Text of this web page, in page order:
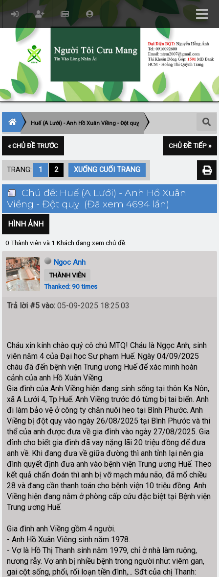
Huế (A Lưới) - Anh Hồ Xuân Viềng - Đột quỵ
« CHỦ ĐỀ TRƯỚC CHỦ ĐỀ TIẾP »
TRANG: 1 2 XUỐNG CUỐI TRANG
Chủ đề: Huế (A Lưới) - Anh Hồ Xuân
Viềng - Đột quỵ (Đã xem 4694 lần)
HÌNH ẢNH
0 Thành viên và 1 Khách đang xem chủ đề.
Ngoc Anh
THÀNH VIÊN
Thanked: 90 times
Trả lời #5 vào: 05-09-2025 18:25:03
Cháu xin kính chào quý cô chú MTQ! Cháu là Ngọc Anh, sinh
viên năm 4 của Đại học Sư phạm Huế. Ngày 04/09/2025
cháu đã đến bệnh viện Trung ương Huế để xác minh hoàn
cảnh của anh Hồ Xuân Viềng.
Gia đình của Anh Viềng hiện đang sinh sống tại thôn Ka Nôn,
xã A Lưới 4, Tp.Huế. Anh Viềng trước đó từng bị tai biến. Anh
đi làm bảo vệ ở công ty chăn nuôi heo tại Bình Phước. Anh
Viềng bị đột quỵ vào ngày 26/08/2025 tại Bình Phước và thi
thể của anh được đưa về gia đình vào ngày 27/08/2025. Gia
đình cho biết gia đình đã vay nặng lãi 20 triệu đồng để đưa
anh về. Khi đang đưa về giữa đường thì anh tỉnh lại nên gia
đình quyết định đưa anh vào bệnh viện Trung ương Huế. Theo
kết quả chẩn đoán thì anh bị vỡ mạch máu não, đã mổ chiều
28 và đang cần thanh toán cho bệnh viện 10 triệu đồng. Anh
Viềng hiện đang nằm ở phòng cấp cứu đặc biệt tại Bệnh viện
Trung ương Huế.
Gia đình anh Viềng gồm 4 người.
- Anh Hồ Xuân Viêng sinh năm 1978.
- Vợ là Hồ Thị Thanh sinh năm 1979, chỉ ở nhà làm ruộng,
nương rẫy. Vợ anh bị nhiều bệnh trong người như: viêm gan,
gai cột sống, phổi, rối loạn tiền đình,... Sđt của chị Thanh: